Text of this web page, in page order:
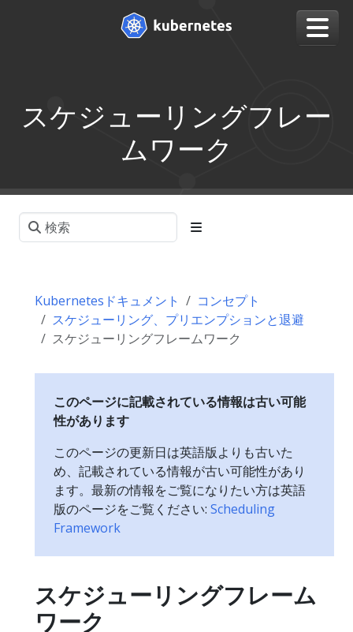
スケジューリングフレー
ムワーク
Kubernetesドキュメント
コンセプト
スケジューリング、プリエンプションと退避
スケジューリングフレームワーク
このページに記載されている情報は古い可能
性があります
このページの更新日は英語版よりも古いた
め、記載されている情報が古い可能性があり
ます。最新の情報をご覧になりたい方は英語
版のページをご覧ください: Scheduling
Framework
スケジューリングフレーム
ワーク